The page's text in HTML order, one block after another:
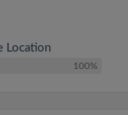
Location
100%